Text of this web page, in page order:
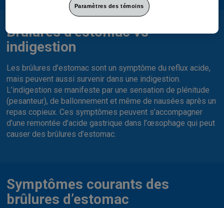
Brûlures d’estomac vs
indigestion
Les brûlures d’estomac sont un symptôme du reflux acide,
mais peuvent aussi survenir dans une indigestion.
L’indigestion se manifeste par une sensation de plénitude
(pesanteur), de ballonnement et même de nausées après un
repas copieux. Ces symptômes peuvent s’accompagner
d’une remontée d’acide gastrique dans l’œsophage qui peut
causer des brûlures d’estomac.
Symptômes courants des
brûlures d’estomac
Paramètres des témoins